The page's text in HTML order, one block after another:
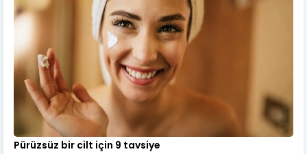
Pürüzsüz bir cilt için 9 tavsiye